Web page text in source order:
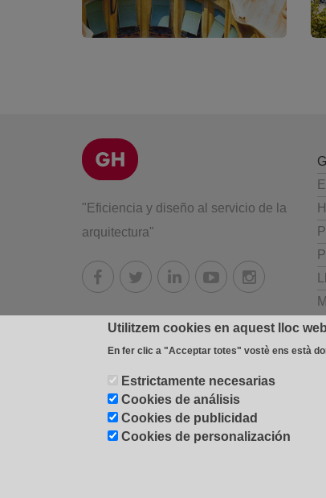
"Eficiencia y diseño al servicio de la
arquitectura"
© 2026 Industrial Gradhermetic, S.A.E.
cookies -Cookies settings-
Utilitzem cookies en aquest lloc
En fer clic a "Acceptar totes" vostè ens està
Estrictamente necesarias
Cookies de análisis
Cookies de publicidad
Cookies de personalización